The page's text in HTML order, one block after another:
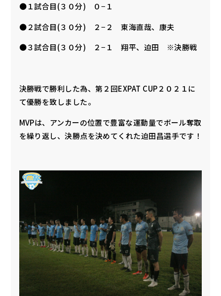
●１試合目(３０分) ０−１
●２試合目(３０分) ２−２ 東海直哉、康夫
●３試合目(３０分) ２−１ 翔平、迫田 ※決勝戦
決勝戦で勝利した為、第２回EXPAT CUP２０２１に
て優勝を致しました。
MVPは、アンカーの位置で豊富な運動量でボール奪取
を繰り返し、決勝点を決めてくれた迫田昌選手です！